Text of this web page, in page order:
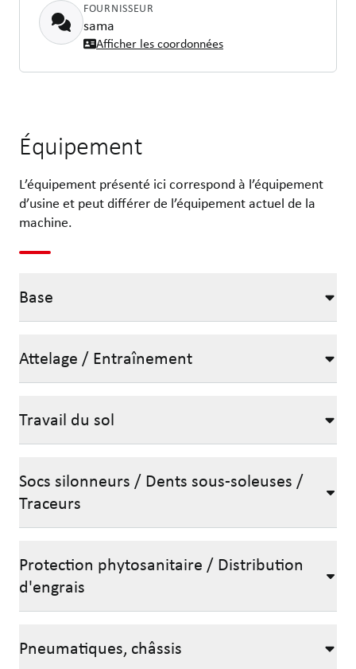
FOURNISSEUR
sama
Afficher les coordonnées
Équipement
L’équipement présenté ici correspond à l’équipement
d’usine et peut différer de l’équipement actuel de la
machine.
Base
Attelage / Entraînement
Travail du sol
Socs silonneurs / Dents sous-soleuses /
Traceurs
Protection phytosanitaire / Distribution
d'engrais
Pneumatiques, châssis